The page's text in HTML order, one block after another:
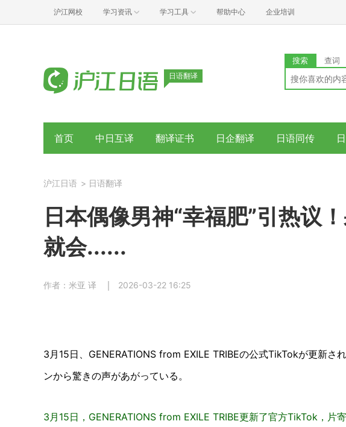
沪江网校 学习资讯 学习工具 帮助中心 企业培训
日语翻译
搜索 查词
首页 中日互译 翻译证书 日企翻译 日语同传
沪江日语 > 日语翻译
日本偶像男神“幸福肥”引热议
就会......
作者：米亚 译 2026-03-22 16:25
3月15日、GENERATIONS from EXILE TRIBEの公式TikTokが更新さ
ンから驚きの声があがっている。
3月15日，GENERATIONS from EXILE TRIBE更新了官方TikTok，片